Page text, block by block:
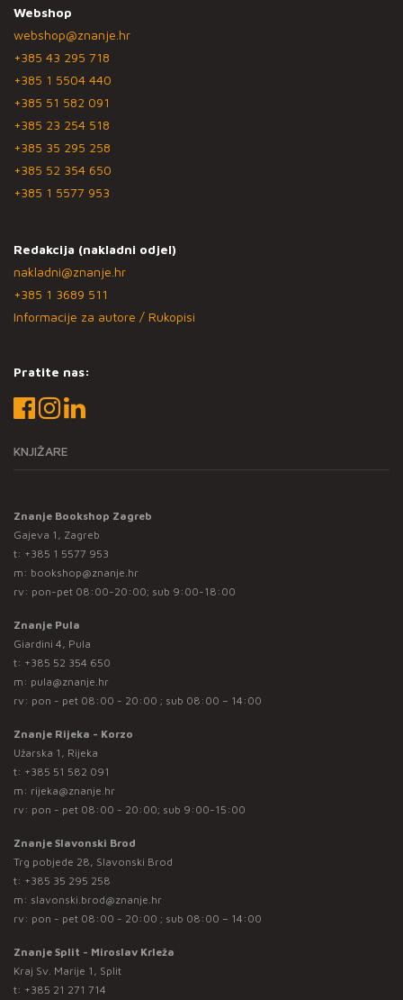
Webshop
webshop@znanje.hr
+385 43 295 718
+385 1 5504 440
+385 51 582 091
+385 23 254 518
+385 35 295 258
+385 52 354 650
+385 1 5577 953
Redakcija (nakladni odjel)
nakladni@znanje.hr
+385 1 3689 511
Informacije za autore / Rukopisi
Pratite nas:
KNJIŽARE
Znanje Bookshop Zagreb
Gajeva 1, Zagreb
t: +385 1 5577 953
m: bookshop@znanje.hr
rv: pon-pet 08:00-20:00; sub 9:00-18:00
Znanje Pula
Giardini 4, Pula
t: +385 52 354 650
m: pula@znanje.hr
rv: pon - pet 08:00 - 20:00 ; sub 08:00 – 14:00
Znanje Rijeka - Korzo
Užarska 1, Rijeka
t: +385 51 582 091
m: rijeka@znanje.hr
rv: pon - pet 08:00 - 20:00; sub 9:00-15:00
Znanje Slavonski Brod
Trg pobjede 28, Slavonski Brod
t: +385 35 295 258
m: slavonski.brod@znanje.hr
rv: pon - pet 08:00 - 20:00 ; sub 08:00 – 14:00
Znanje Split - Miroslav Krleža
Kraj Sv. Marije 1, Split
t: +385 21 271 714